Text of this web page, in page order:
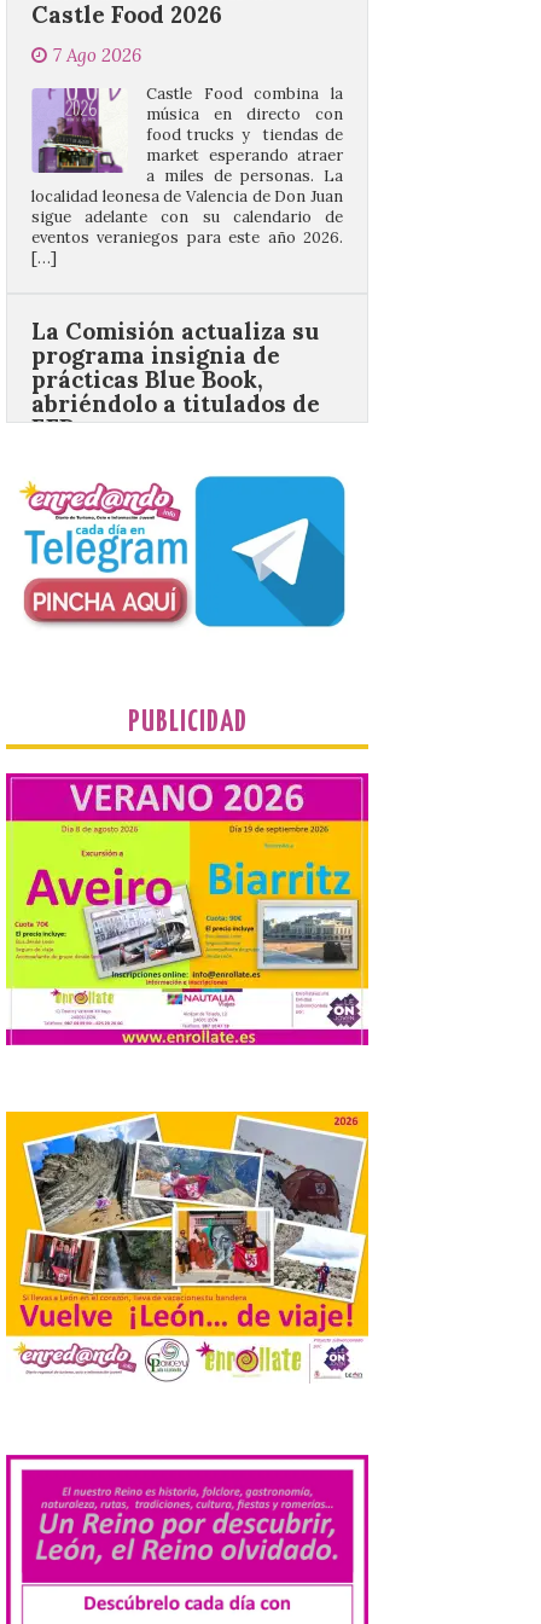
Castle Food combina la
música en directo con
a miles de personas. La
localidad leonesa de Valencia de Don Juan
sigue adelante con su calendario de
eventos veraniegos para este año 2026.
[…]
La Comisión actualiza su
programa insignia de
abriéndolo a titulados de
EFP
6 Ago 2026
Las solicitudes estarán
Bruselas, 6 de agosto de
2026.- La Comisión
Europea ha actualizado las normas de su
programa de prácticas, estableciendo un
marco único modernizado que hace que el
programa […]
velocidad gratuito de
6 Ago 2026
Iberia se convierte en la
primera aerolínea
española en ofrecer wifi a
bordo de Starlink, la
constelación de satélites
más avanzada del mundo, desarrollada
por SpaceX. La incorporación de esta
tecnología forma parte del compromiso
de Iberia con la innovación […]
La Junta promueve la
para la realización de
obras y servicios de
interés general y social
con más de 8,7 millones de
euros de inversión
6 Ago 2026
La Consejería de
Industria, Universidades,
Empleo y Comercio
destina 8,75 millones de
euros al programa JOVEL
desempleados inscritos en el Sistema
Nacional de […]
En la Comarca de Liébana
tienes 6 rincones únicos
para ver el Eclipse de Sol
PUBLICIDAD